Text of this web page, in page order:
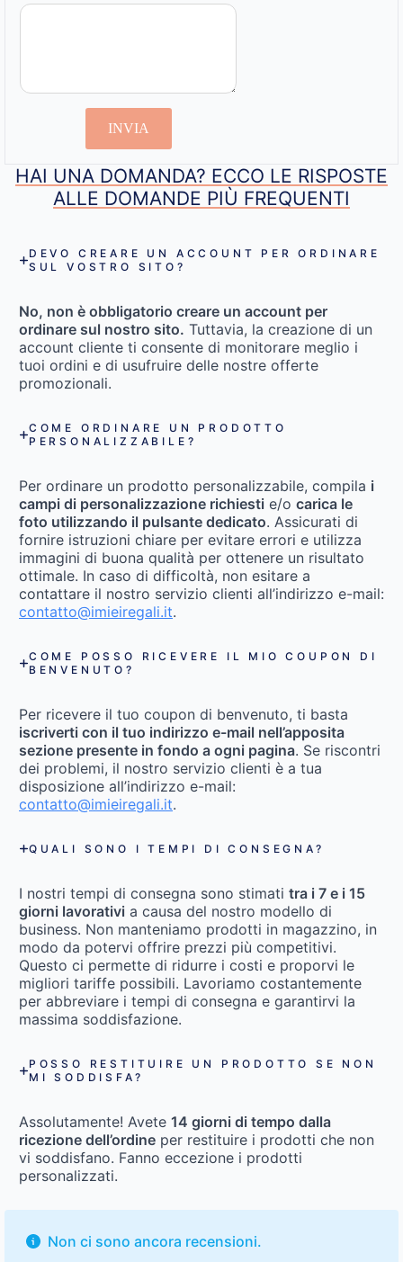
INVIA
HAI UNA DOMANDA? ECCO LE RISPOSTE
ALLE DOMANDE PIÙ FREQUENTI
DEVO CREARE UN ACCOUNT PER ORDINARE
SUL VOSTRO SITO?
No, non è obbligatorio creare un account per
ordinare sul nostro sito. Tuttavia, la creazione di un
account cliente ti consente di monitorare meglio i
tuoi ordini e di usufruire delle nostre offerte
promozionali.
COME ORDINARE UN PRODOTTO
PERSONALIZZABILE?
Per ordinare un prodotto personalizzabile, compila i
campi di personalizzazione richiesti e/o carica le
foto utilizzando il pulsante dedicato. Assicurati di
fornire istruzioni chiare per evitare errori e utilizza
immagini di buona qualità per ottenere un risultato
ottimale. In caso di difficoltà, non esitare a
contattare il nostro servizio clienti all’indirizzo e-mail:
contatto@imieiregali.it.
COME POSSO RICEVERE IL MIO COUPON DI
BENVENUTO?
Per ricevere il tuo coupon di benvenuto, ti basta
iscriverti con il tuo indirizzo e-mail nell’apposita
sezione presente in fondo a ogni pagina. Se riscontri
dei problemi, il nostro servizio clienti è a tua
disposizione all’indirizzo e-mail:
contatto@imieiregali.it.
QUALI SONO I TEMPI DI CONSEGNA?
I nostri tempi di consegna sono stimati tra i 7 e i 15
giorni lavorativi a causa del nostro modello di
business. Non manteniamo prodotti in magazzino, in
modo da potervi offrire prezzi più competitivi.
Questo ci permette di ridurre i costi e proporvi le
migliori tariffe possibili. Lavoriamo costantemente
per abbreviare i tempi di consegna e garantirvi la
massima soddisfazione.
POSSO RESTITUIRE UN PRODOTTO SE NON
MI SODDISFA?
Assolutamente! Avete 14 giorni di tempo dalla
ricezione dell’ordine per restituire i prodotti che non
vi soddisfano. Fanno eccezione i prodotti
personalizzati.
Non ci sono ancora recensioni.